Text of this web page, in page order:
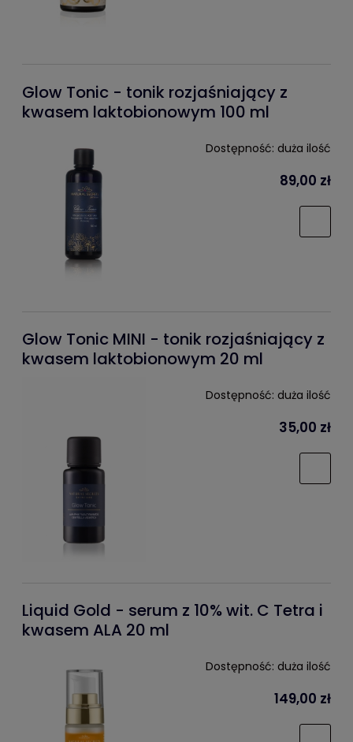
Glow Tonic - tonik rozjaśniający z
kwasem laktobionowym 100 ml
Dostępność: duża ilość
89,00 zł
Glow Tonic MINI - tonik rozjaśniający z
kwasem laktobionowym 20 ml
Dostępność: duża ilość
35,00 zł
Liquid Gold - serum z 10% wit. C Tetra i
kwasem ALA 20 ml
Dostępność: duża ilość
149,00 zł